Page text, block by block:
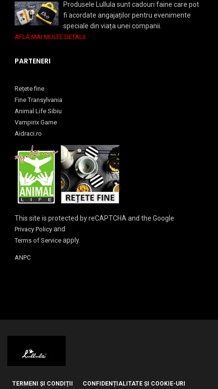
Produsele Lullula sunt cadouri faine care pot
fi acordate angajaților pentru evenimente
speciale din viața unei companii.
AFLĂ MAI MULTE DETALII.
PARTENERI
Rețete fine
Fine Transylvania
Animal Life Sibiu
Vampirix Game
Aidraci.ro
This site is protected by reCAPTCHA and the Google
Privacy Policy and
Terms of Service apply.
ANPC
TERMENI ȘI CONDIȚII CONFIDENȚIALITATE ȘI COOKIE-URI